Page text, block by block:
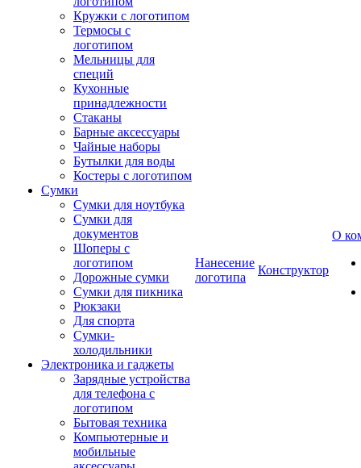
Кружки с логотипом
Термосы с
логотипом
Мельницы для
специй
Кухонные
принадлежности
Стаканы
Барные аксессуары
Чайные наборы
Бутылки для воды
Костеры с логотипом
Сумки
Сумки для ноутбука
Сумки для
документов
Шоперы с
логотипом
Дорожные сумки
Сумки для пикника
Рюкзаки
Для спорта
Сумки-
холодильники
Электроника и гаджеты
Зарядные устройства
для телефона с
логотипом
Бытовая техника
Компьютерные и
мобильные
Нанесение
логотипа
Конструктор
О